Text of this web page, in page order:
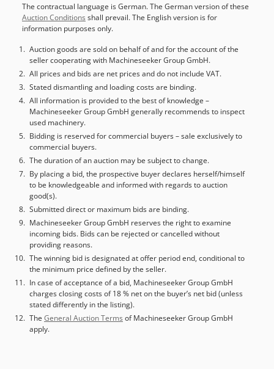
weggezwenkt. De onderste bodemplaat kan op drie
verschillende hoogtes worden geplaatst. Via het
draaisterachtige mechanisme kan de persstempel
handmatig naar beneden worden gebracht. Bijzondere
kenmerken van deze pers: De gebruiker kan zeer
fijnregelbaar een druk van 0 tot 1,5 ton opbouwen. Dit is
bijvoorbeeld erg belangrijk bij het inpersen van
kogellagers. Wij hebben dit type pers meermaals geleverd
aan de luchtvaartindustrie, waar nauwkeurig en
behoedzaam werken van groot belang is. Na de exacte
positionering kan vervolgens met de handpomp een druk
tot 15 ton worden opgebouwd. ##### Technische
gegevens + informatie: Montage/demontagepers – 15 t –
270 × 600 mm ==== Algemene gegevens - Constructievorm:
C-frame / handmatige hydraulische pers - Fabrikant:
DURENDUS - Perskracht: 0–15 t - Tafelformaat: 270 × 600
mm - Inbouwhoogte: 650 / 800 mm - Tafelhoogte vanaf
vloer: 750 mm - Gat in tafel: Ø 60 mm - Afstand onderste
uitsparing tot tafel: 450 mm - Totale afmetingen (BxDxH):
900 × 850 × 2.300 mm - Totaal gewicht: ca. 800 kg - Frame:
gelaste staalconstructie - Werktafel: wegzwenkbaar -
Onderblad: in hoogte verstelbaar (3 posities) ====
Hydraulische cilinder - Slag persstempel: 150 mm -
Diameter zuigerstang: Ø 80 mm - Cilinderdiameter: Ø 100
mm - Max. werkdruk: 250 bar ==== Hydrauliek &
aandrijving - Aandrijving: handmatig via hevel en
The contractual language is German. The German version of these
Auction Conditions shall prevail. The English version is for
information purposes only.
Auction goods are sold on behalf of and for the account of the
seller cooperating with Machineseeker Group GmbH.
All prices and bids are net prices and do not include VAT.
Stated dismantling and loading costs are binding.
All information is provided to the best of knowledge –
Machineseeker Group GmbH generally recommends to inspect
used machinery.
Bidding is reserved for commercial buyers – sale exclusively to
commercial buyers.
The duration of an auction may be subject to change.
By placing a bid, the prospective buyer declares herself/himself
to be knowledgeable and informed with regards to auction
good(s).
Submitted direct or maximum bids are binding.
Machineseeker Group GmbH reserves the right to examine
incoming bids. Bids can be rejected or cancelled without
providing reasons.
The winning bid is designated at offer period end, conditional to
the minimum price defined by the seller.
In case of acceptance of a bid, Machineseeker Group GmbH
charges closing costs of 18 % net on the buyer’s net bid (unless
stated differently in the listing).
The General Auction Terms of Machineseeker Group GmbH
apply.